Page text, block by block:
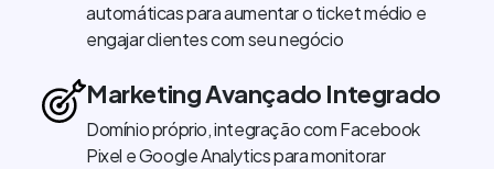
automáticas para aumentar o ticket médio e
engajar clientes com seu negócio
Marketing Avançado Integrado
Domínio próprio, integração com Facebook
Pixel e Google Analytics para monitorar